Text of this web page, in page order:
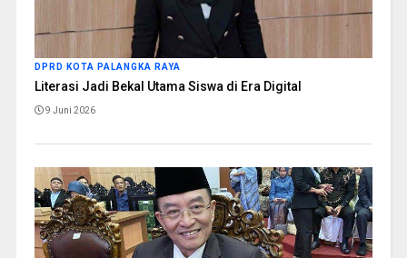
DPRD KOTA PALANGKA RAYA
Literasi Jadi Bekal Utama Siswa di Era Digital
9 Juni 2026